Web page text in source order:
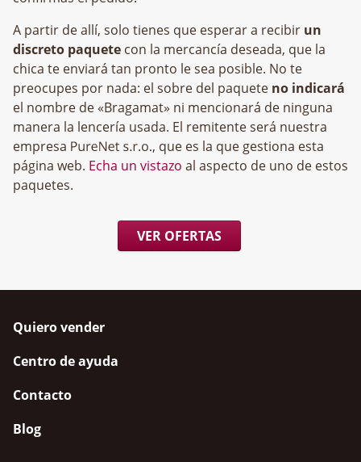
A partir de allí, solo tienes que esperar a recibir un
discreto paquete con la mercancía deseada, que la
chica te enviará tan pronto le sea posible. No te
preocupes por nada: el sobre del paquete no indicará
el nombre de «Bragamat» ni mencionará de ninguna
manera la lencería usada. El remitente será nuestra
empresa
, que es la que gestiona esta
página web. Echa un vistazo al aspecto de uno de estos
paquetes.
VER OFERTAS
Quiero vender
Centro de ayuda
Contacto
Blog